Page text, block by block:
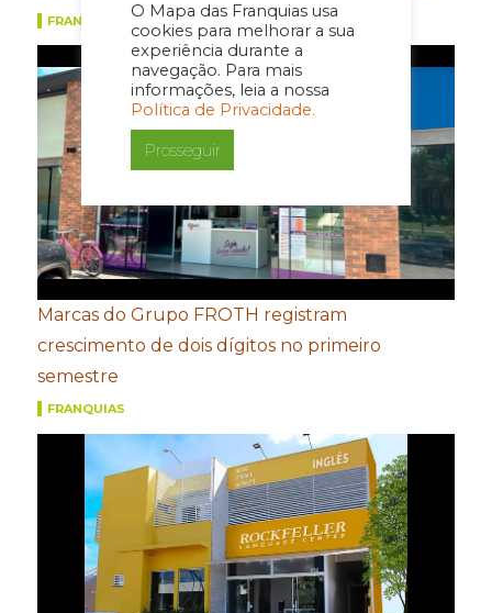
O Mapa das Franquias usa
cookies para melhorar a sua
experiência durante a
navegação. Para mais
informações, leia a nossa
Política de Privacidade.
Prosseguir
FRANQUIAS
Marcas do Grupo FROTH registram
crescimento de dois dígitos no primeiro
semestre
FRANQUIAS